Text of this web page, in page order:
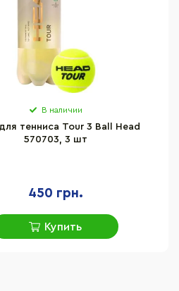
В наличии
тенниса Tour 3 Ball Head
570703, 3 шт
450 грн.
Купить